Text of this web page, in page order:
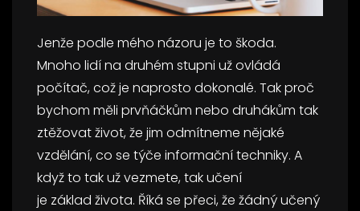
Jenže podle mého názoru je to škoda.
Mnoho lidí na druhém stupni už ovládá
počítač, což je naprosto dokonalé. Tak proč
bychom měli prvňáčkům nebo druhákům tak
ztěžovat život, že jim odmítneme nějaké
vzdělání, co se týče informační techniky. A
když to tak už vezmete, tak učení
je základ života. Říká se přeci, že žádný učený